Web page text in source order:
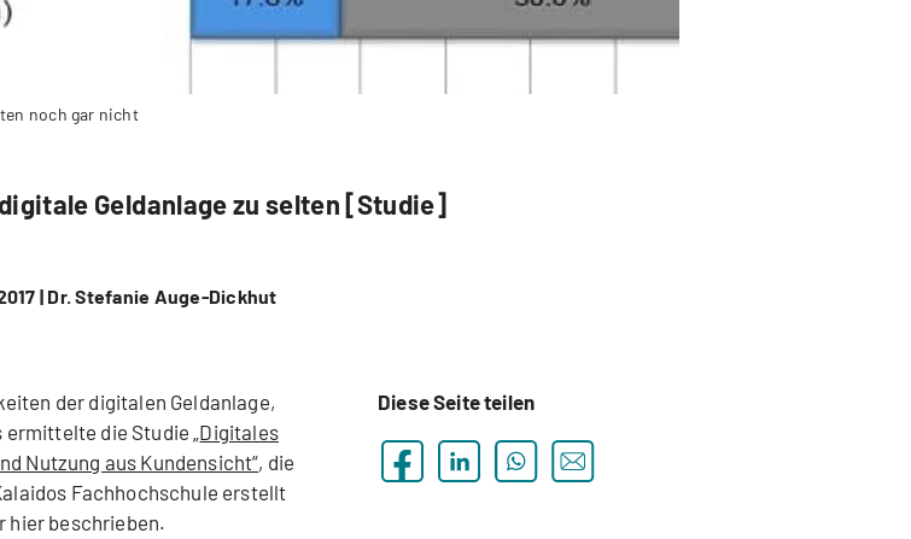
noch gar nicht
Geldanlage zu selten [Studie]
| Dr. Stefanie Auge-Dickhut
der digitalen Geldanlage,
die Studie „Digitales
Nutzung aus Kundensicht“, die
Fachhochschule erstellt
hier beschrieben.
Diese Seite teilen